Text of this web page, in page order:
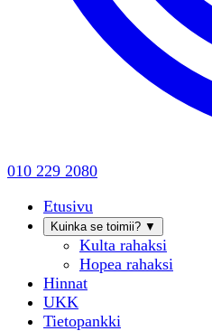
010 229 2080
Etusivu
Kuinka se toimii? ▼
Kulta rahaksi
Hopea rahaksi
Hinnat
UKK
Tietopankki